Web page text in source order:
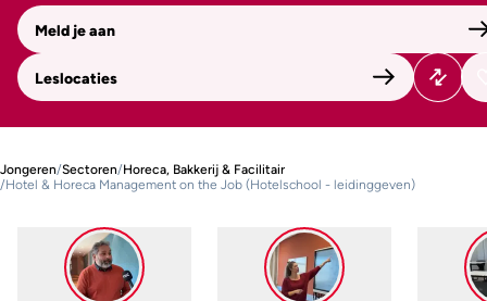
Meld je aan
Leslocaties
Jongeren/Sectoren/Horeca, Bakkerij & Facilitair
/Hotel & Horeca Management on the Job (Hotelschool - leidinggeven)